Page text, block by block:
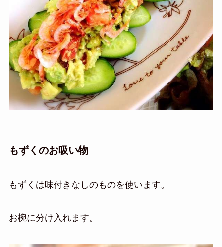
もずくのお吸い物
もずくは味付きなしのものを使います。
お椀に分け入れます。